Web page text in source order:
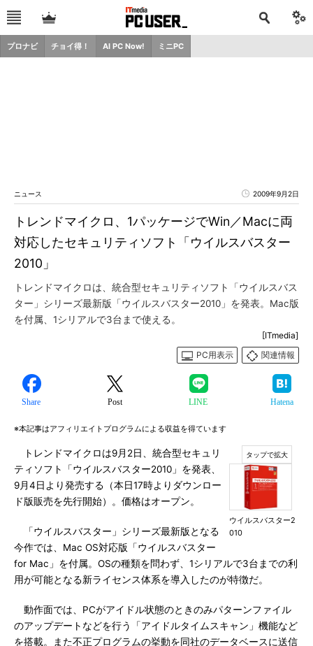
プロナビ チョイ得！ AI PC Now! ミニPC
ニュース 2009年9月2日
トレンドマイクロ、1パッケージでWin／Macに両
対応したセキュリティソフト「ウイルスバスター
2010」
トレンドマイクロは、統合型セキュリティソフト「ウイルスバス
ター」シリーズ最新版「ウイルスバスター2010」を発表。Mac版
を付属、1シリアルで3台まで使える。
[ITmedia]
PC用表示
関連情報
Share Post LINE Hatena
※本記事はアフィリエイトプログラムによる収益を得ています
ウイルスバスター2
010
トレンドマイクロは9月2日、統合型セキュリ
ティソフト「ウイルスバスター2010」を発表、
9月4日より発売する（本日17時よりダウンロー
ド版販売を先行開始）。価格はオープン。
「ウイルスバスター」シリーズ最新版となる
今作では、Mac OS対応版「ウイルスバスター
for Mac」を付属。OSの種類を問わず、1シリアルで3台までの利
用が可能となる新ライセンス体系を導入したのが特徴だ。
動作面では、PCがアイドル状態のときのみパターンファイル
のアップデートなどを行う「アイドルタイムスキャン」機能など
を搭載。また不正プログラムの挙動を同社のデータベースに送信